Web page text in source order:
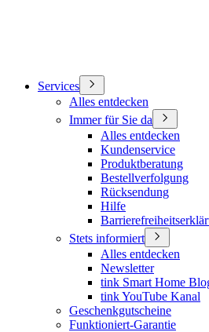
Services
Alles entdecken
Immer für Sie da
Alles entdecken
Kundenservice
Produktberatung
Bestellverfolgung
Rücksendung
Hilfe
Stets informiert
Alles entdecken
Newsletter
tink Smart Home
tink YouTube Kanal
Geschenkgutscheine
Funktioniert-Garantie